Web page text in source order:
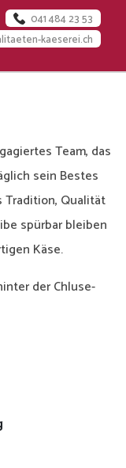
041 484 23 53
kaeserei.ch
Team, das
sein Bestes
Tradition, Qualität
spürbar bleiben
Käse.
der Chluse-